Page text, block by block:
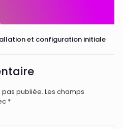
et configuration initiale
publiée. Les champs
*